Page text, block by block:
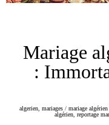
Mariage
:
algerien, mariages / mariage
algérien reportage